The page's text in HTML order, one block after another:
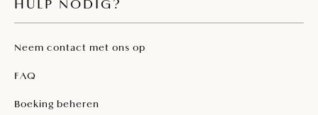
HULP NODIG?
Neem contact met ons op
FAQ
Boeking beheren